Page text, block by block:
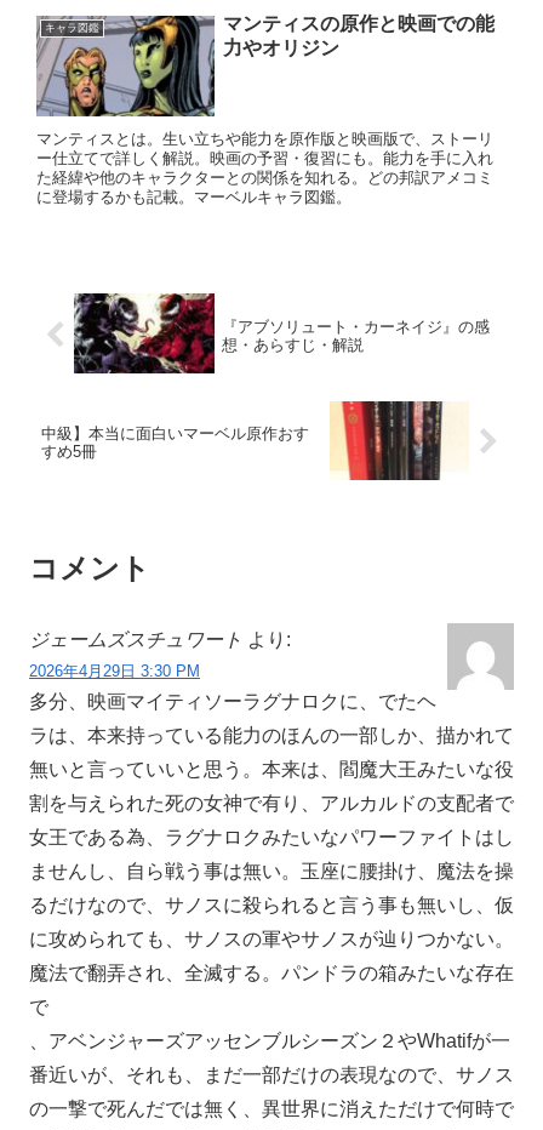
キャラ図鑑
マンティスの原作と映画での能
力やオリジン
マンティスとは。生い立ちや能力を原作版と映画版で、ストーリ
ー仕立てで詳しく解説。映画の予習・復習にも。能力を手に入れ
た経緯や他のキャラクターとの関係を知れる。どの邦訳アメコミ
に登場するかも記載。マーベルキャラ図鑑。
『アブソリュート・カーネイジ』の感
想・あらすじ・解説
中級】本当に面白いマーベル原作おす
すめ5冊
コメント
ジェームズスチュワート より:
2026年4月29日 3:30 PM
多分、映画マイティソーラグナロクに、でたヘ
ラは、本来持っている能力のほんの一部しか、描かれて
無いと言っていいと思う。本来は、閻魔大王みたいな役
割を与えられた死の女神で有り、アルカルドの支配者で
女王である為、ラグナロクみたいなパワーファイトはし
ませんし、自ら戦う事は無い。玉座に腰掛け、魔法を操
るだけなので、サノスに殺られると言う事も無いし、仮
に攻められても、サノスの軍やサノスが辿りつかない。
魔法で翻弄され、全滅する。パンドラの箱みたいな存在
で
、アベンジャーズアッセンブルシーズン２やWhatifが一
番近いが、それも、まだ一部だけの表現なので、サノス
の一撃で死んだでは無く、異世界に消えただけで何時で